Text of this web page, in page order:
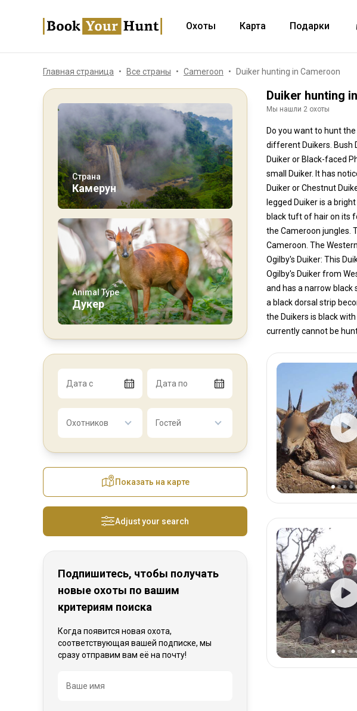
Охоты Карта Подарки
Главная страница Все страны Cameroon Duiker hunting in Cameroon
Страна
Камерун
Animal Type
Дукер
Дата с Дата по
Охотников Гостей
Показать на карте
Adjust your search
Подпишитесь, чтобы получать
новые охоты по вашим
критериям поиска
Когда появится новая охота,
соответствующая вашей подписке, мы
сразу отправим вам её на почту!
Название
Ваше имя
Duiker hunting
Мы нашли 2 охоты
Do you want to hunt
different Duikers. Bush
Duiker or Black-faced
small Duiker. It has
Duiker or Chestnut
legged Duiker is a
black tuft of hair on its
the Cameroon jungles.
Cameroon. The
Ogilby's Duiker: This
Ogilby's Duiker from
and has a narrow black
a black dorsal strip
the Duikers is black
currently cannot be